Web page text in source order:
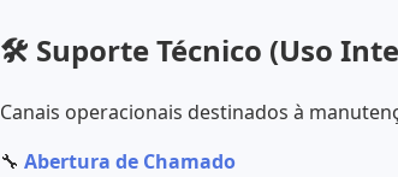
🛠️ Suporte Técnico (Uso
Canais operacionais destinados à
🔧 Abertura de Chamado